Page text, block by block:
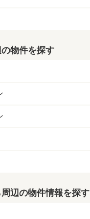
物件を探す
辺の物件情報を探す